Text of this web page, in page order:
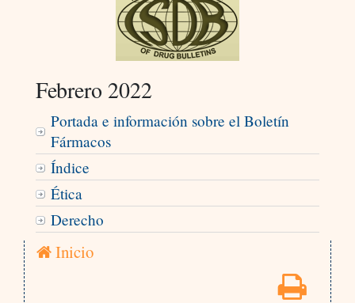
Febrero 2022
Portada e información sobre el Boletín
Fármacos
Índice
Ética
Derecho
Inicio